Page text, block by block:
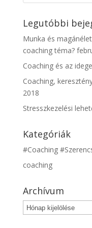
Legutóbbi
Munka és
coaching téma?
Coaching és az
Coaching,
2018
Stresszkezelési
Kategóriák
#Coaching
coaching
Archívum
Archívum